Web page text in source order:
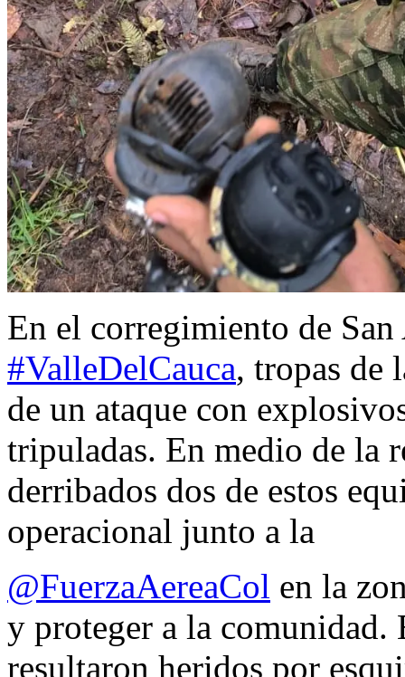
En el corregimiento de
#ValleDelCauca, tropas de
de un ataque con
tripuladas. En medio de la
derribados dos de estos
operacional junto a la
@FuerzaAereaCol en la
y proteger a la comunidad.
resultaron heridos por